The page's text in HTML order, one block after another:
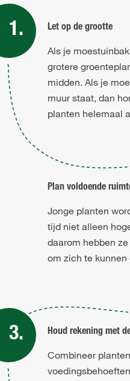
Let op de grootte
Als je
grotere
midden. Als je
muur staat, dan
planten helemaal
Plan voldoende
Jonge planten
tijd niet alleen
daarom hebben
om zich te kunnen
Houd rekening met
Combineer